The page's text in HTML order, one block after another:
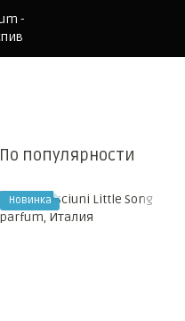
По популярности
Новинка